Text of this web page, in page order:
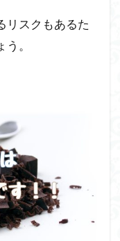
リスクもあるた
。